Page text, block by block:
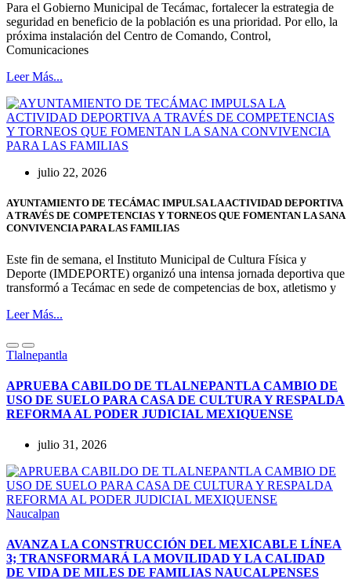
Para el Gobierno Municipal de Tecámac, fortalecer la estrategia de
seguridad en beneficio de la población es una prioridad. Por ello, la
próxima instalación del Centro de Comando, Control,
Comunicaciones
Leer Más...
julio 22, 2026
AYUNTAMIENTO DE TECÁMAC IMPULSA LA ACTIVIDAD DEPORTIVA
A TRAVÉS DE COMPETENCIAS Y TORNEOS QUE FOMENTAN LA SANA
CONVIVENCIA PARA LAS FAMILIAS
Este fin de semana, el Instituto Municipal de Cultura Física y
Deporte (IMDEPORTE) organizó una intensa jornada deportiva que
transformó a Tecámac en sede de competencias de box, atletismo y
Leer Más...
Tlalnepantla
APRUEBA CABILDO DE TLALNEPANTLA CAMBIO DE
USO DE SUELO PARA CASA DE CULTURA Y RESPALDA
REFORMA AL PODER JUDICIAL MEXIQUENSE
julio 31, 2026
Naucalpan
AVANZA LA CONSTRUCCIÓN DEL MEXICABLE LÍNEA
3; TRANSFORMARÁ LA MOVILIDAD Y LA CALIDAD
DE VIDA DE MILES DE FAMILIAS NAUCALPENSES